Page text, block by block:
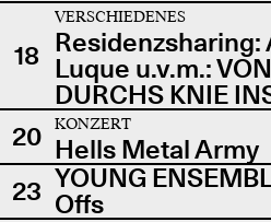
18
VERSCHIEDENES
Residenzsharing:
Luque u.v.m.:
DURCHS KNIE
20
KONZERT
Hells Metal Army
23 YOUNG
Offs